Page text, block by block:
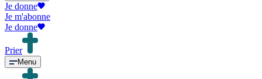
Je donne
Je m'abonne
Je donne
Prier
Menu